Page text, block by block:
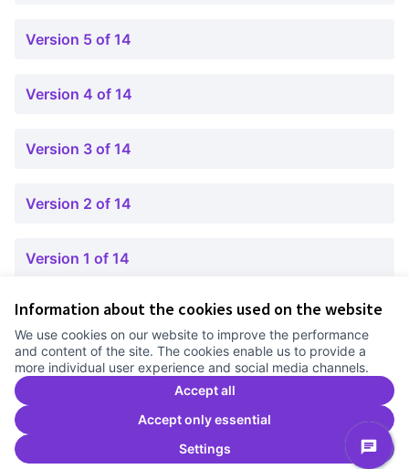
Information about the cookies used on the website
We use cookies on our website to improve the performance
and content of the site. The cookies enable us to provide a
more individual user experience and social media channels.
Accept all
Accept only essential
Settings
Version 5 of 14
Version 4 of 14
Version 3 of 14
Version 2 of 14
Version 1 of 14
Cookie settings
Comunitat Canòdrom at Facebook
(External link)
Comunitat Canòdrom at Instagram
(External link)
Comunitat Canòdrom at YouTube
(External link)
English
Triar la llenguaElegir el idiomaChoose language
(External link)
Website made with